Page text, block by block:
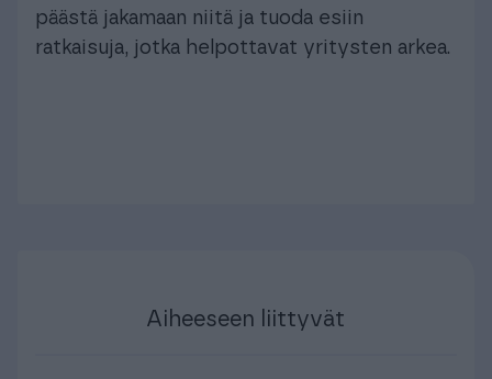
päästä jakamaan niitä ja tuoda esiin
ratkaisuja, jotka helpottavat yritysten arkea.
Aiheeseen liittyvät